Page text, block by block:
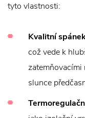
tyto vlastnosti:
Kvalitní
což vede k
zatemňovacími
slunce